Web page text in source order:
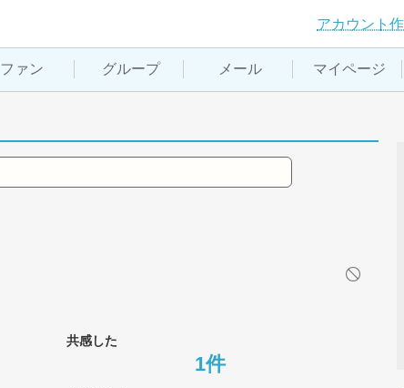
アカウント
ファン グループ メール マイページ
共感した
1件